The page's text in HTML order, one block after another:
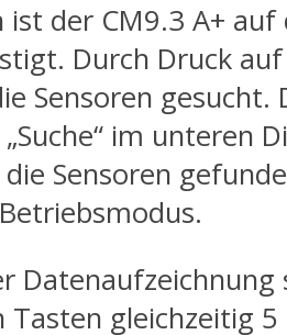
der CM9.3 A+ auf
Durch Druck
Sensoren gesucht.
im unteren
Sensoren
Datenaufzeichnung
Tasten gleichzeitig 5